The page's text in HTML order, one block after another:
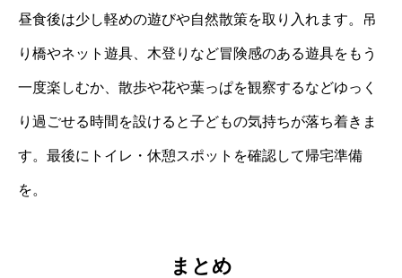
昼食後は少し軽めの遊びや自然散策を取り入れます。吊
り橋やネット遊具、木登りなど冒険感のある遊具をもう
一度楽しむか、散歩や花や葉っぱを観察するなどゆっく
り過ごせる時間を設けると子どもの気持ちが落ち着きま
す。最後にトイレ・休憩スポットを確認して帰宅準備
を。
まとめ